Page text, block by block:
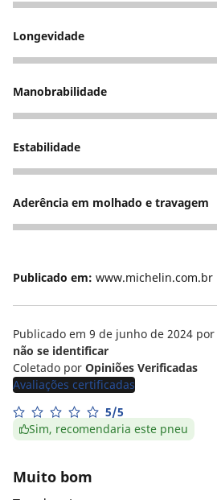
5
Longevidade
5
Manobrabilidade
5
Estabilidade
5
Aderência em molhado e travagem
5
Publicado em: www.michelin.com.br
Publicado em 9 de junho de 2024 por
não se identificar
Coletado por Opiniões Verificadas
Avaliações certificadas
5/5
Sim, recomendaria este pneu
Muito bom